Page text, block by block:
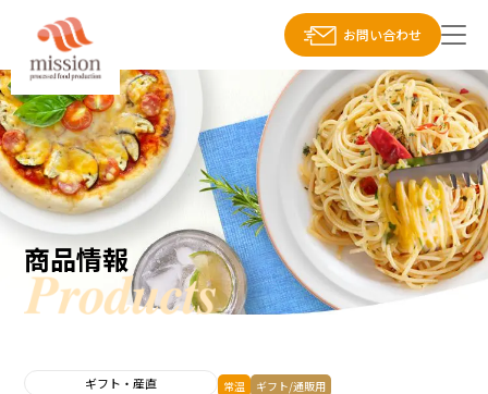
お問い合わせ
商品情報
ギフト・産直 常温 ギフト/通販用